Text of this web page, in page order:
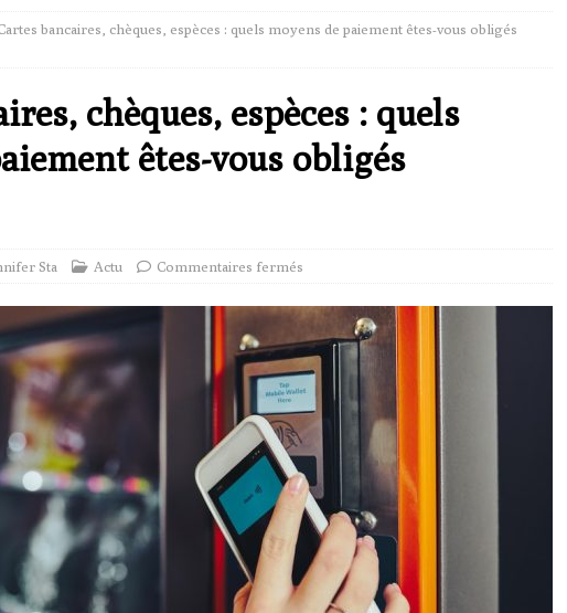
bancaires, chèques, espèces : quels moyens de paiement êtes-vous obligés
chèques, espèces : quels
êtes-vous obligés
Sta Actu Commentaires fermés